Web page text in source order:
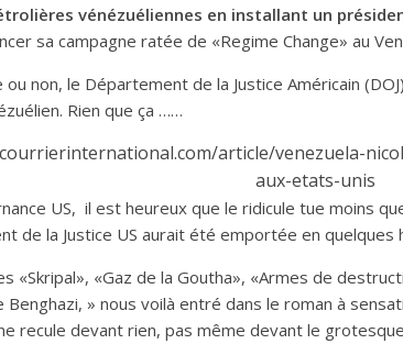
vénézuéliennes en installant un
sa campagne ratée de «Regime Change» au
ou non, le Département de la Justice Américain
Rien que ça ……
article/venezuela-
aux-etats-unis
US, il est heureux que le ridicule tue moins
de la Justice US aurait été emportée en quelques
«Skripal», «Gaz de la Goutha», «Armes de
Benghazi, » nous voilà entré dans le roman à
recule devant rien, pas même devant le